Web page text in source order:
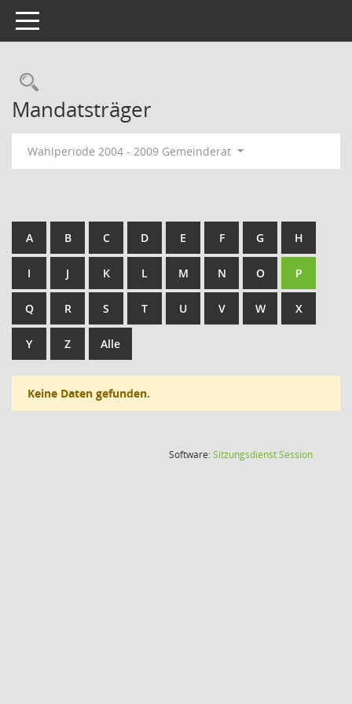
Toggle navigation
Rechercheauswahl
Mandatsträger
Wahlperiode 2004 - 2009 Gemeinderat
A B C D E F G H
I J K L M N O P
Q R S T U V W X
Y Z Alle
Keine Daten gefunden.
Software:SitzungsdienstSession(Wird in